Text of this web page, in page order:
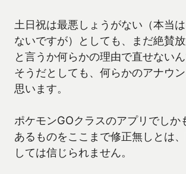
土日祝は最悪しょうがない（本当
ないですが）としても、まだ絶賛放
と言うか何らかの理由で直せない
そうだとしても、何らかのアナウ
思います。
ポケモンGOクラスのアプリでしか
あるものをここまで修正無しとは
しては信じられません。